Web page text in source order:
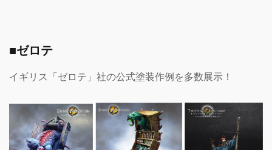
■ゼロテ
イギリス「ゼロテ」社の公式塗装作例を多数展示！